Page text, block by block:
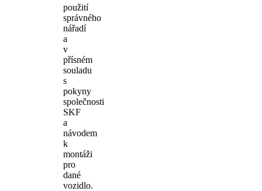
použití
správného
nářadí
a
v
přísném
souladu
s
pokyny
společnosti
SKF
a
návodem
k
montáži
pro
dané
vozidlo.